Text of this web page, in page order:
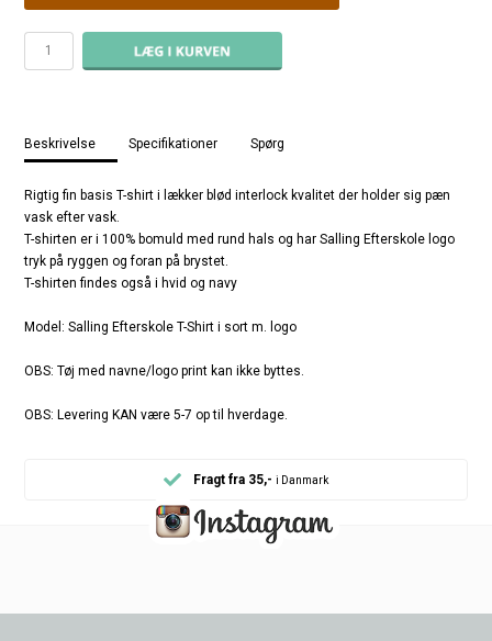
Beskrivelse Specifikationer Spørg
Rigtig fin basis T-shirt i lækker blød interlock kvalitet der holder sig pæn
vask efter vask.
T-shirten er i 100% bomuld med rund hals og har Salling Efterskole logo
tryk på ryggen og foran på brystet.
T-shirten findes også i hvid og navy
Model: Salling Efterskole T-Shirt i sort m. logo
OBS: Tøj med navne/logo print kan ikke byttes.
OBS: Levering KAN være 5-7 op til hverdage.
Fragt fra 35,- i Danmark